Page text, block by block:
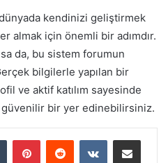
kendinizi geliştirmek
almak için önemli bir adımdır.
da, bu sistem forumun
bilgilerle yapılan bir
ve aktif katılım sayesinde
bir yer edinebilirsiniz.
Tumblr PinterestReddit VKontakteE-Posta ile paylaş